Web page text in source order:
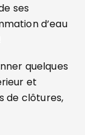
ses
d’eau
quelques
et
de clôtures,